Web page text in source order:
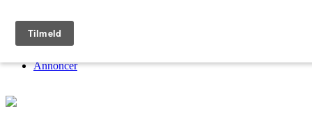
Om
Annoncer